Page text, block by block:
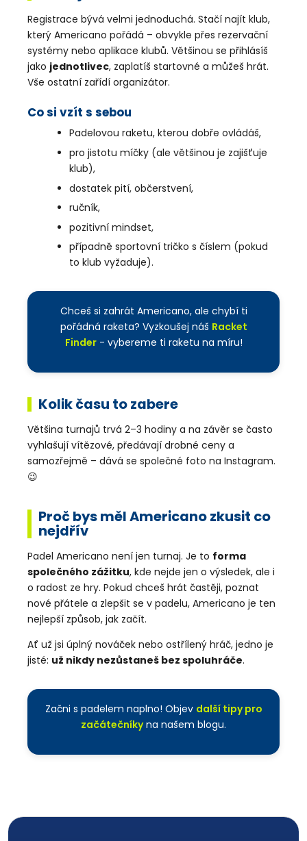
Registrace bývá velmi jednoduchá. Stačí najít klub,
který Americano pořádá – obvykle přes rezervační
systémy nebo aplikace klubů. Většinou se přihlásíš
jako jednotlivec, zaplatíš startovné a můžeš hrát.
Vše ostatní zařídí organizátor.
Co si vzít s sebou
Padelovou raketu, kterou dobře ovládáš,
pro jistotu míčky (ale většinou je zajišťuje
klub),
dostatek pití, občerstvení,
ručník,
pozitivní mindset,
případně sportovní tričko s číslem (pokud
to klub vyžaduje).
Chceš si zahrát Americano, ale chybí ti
pořádná raketa? Vyzkoušej náš Racket
Finder- vybereme ti raketu na míru!
Kolik času to zabere
Většina turnajů trvá 2–3 hodiny a na závěr se často
vyhlašují vítězové, předávají drobné ceny a
samozřejmě – dává se společné foto na Instagram.
😉
Proč bys měl Americano zkusit co
nejdřív
Padel Americano není jen turnaj. Je to forma
společného zážitku, kde nejde jen o výsledek, ale i
o radost ze hry. Pokud chceš hrát častěji, poznat
nové přátele a zlepšit se v padelu, Americano je ten
nejlepší způsob, jak začít.
Ať už jsi úplný nováček nebo ostřílený hráč, jedno je
jisté: už nikdy nezůstaneš bez spoluhráče.
Začni s padelem naplno! Objev další tipy pro
začátečníkyna našem blogu.